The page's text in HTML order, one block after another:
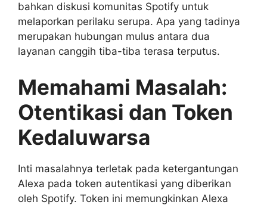
bahkan diskusi komunitas Spotify untuk
melaporkan perilaku serupa. Apa yang tadinya
merupakan hubungan mulus antara dua
layanan canggih tiba-tiba terasa terputus.
Memahami Masalah:
Otentikasi dan Token
Kedaluwarsa
Inti masalahnya terletak pada ketergantungan
Alexa pada token autentikasi yang diberikan
oleh Spotify. Token ini memungkinkan Alexa